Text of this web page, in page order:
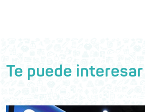
Te puede interesar